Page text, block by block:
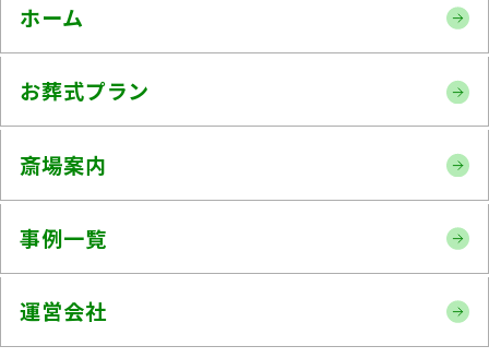
ホーム
お葬式プラン
斎場案内
事例一覧
運営会社